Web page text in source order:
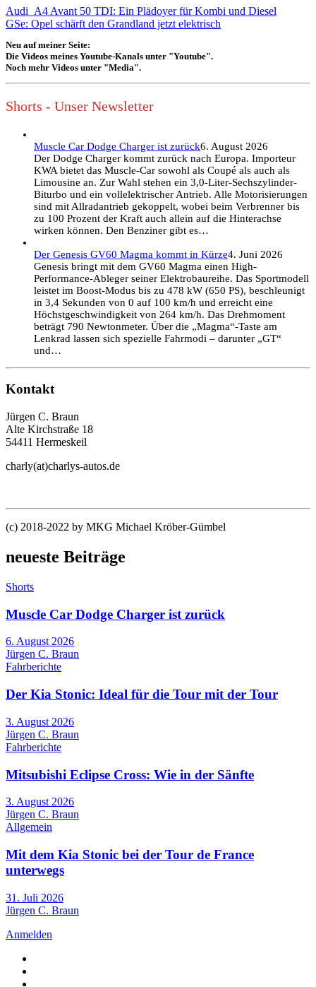
Audi A4 Avant 50 TDI: Ein Plädoyer für Kombi und Diesel
GSe: Opel schärft den Grandland jetzt elektrisch
Neu auf meiner Seite:
Die Videos meines Youtube-Kanals unter "Youtube".
Noch mehr Videos unter "Media".
Shorts - Unser Newsletter
Muscle Car Dodge Charger ist zurück6. August 2026
Der Dodge Charger kommt zurück nach Europa. Importeur
KWA bietet das Muscle-Car sowohl als Coupé als auch als
Limousine an. Zur Wahl stehen ein 3,0-Liter-Sechszylinder-
Biturbo und ein vollelektrischer Antrieb. Alle Motorisierungen
sind mit Allradantrieb gekoppelt, wobei beim Verbrenner bis
zu 100 Prozent der Kraft auch allein auf die Hinterachse
wirken können. Den Benziner gibt es…
Der Genesis GV60 Magma kommt in Kürze4. Juni 2026
Genesis bringt mit dem GV60 Magma einen High-
Performance-Ableger seiner Elektrobaureihe. Das Sportmodell
leistet im Boost-Modus bis zu 478 kW (650 PS), beschleunigt
in 3,4 Sekunden von 0 auf 100 km/h und erreicht eine
Höchstgeschwindigkeit von 264 km/h. Das Drehmoment
beträgt 790 Newtonmeter. Über die „Magma“-Taste am
Lenkrad lassen sich spezielle Fahrmodi – darunter „GT“
und…
Kontakt
Jürgen C. Braun
Alte Kirchstraße 18
54411 Hermeskeil
charly(at)charlys-autos.de
(c) 2018-2022 by MKG Michael Kröber-Gümbel
neueste Beiträge
Shorts
Muscle Car Dodge Charger ist zurück
6. August 2026
Jürgen C. Braun
Fahrberichte
Der Kia Stonic: Ideal für die Tour mit der Tour
3. August 2026
Jürgen C. Braun
Fahrberichte
Mitsubishi Eclipse Cross: Wie in der Sänfte
3. August 2026
Jürgen C. Braun
Allgemein
Mit dem Kia Stonic bei der Tour de France
unterwegs
31. Juli 2026
Jürgen C. Braun
Anmelden